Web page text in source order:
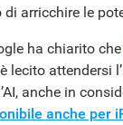
di arricchire le
ha chiarito che
lecito attendersi
anche in
anche per